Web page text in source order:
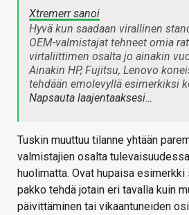
Xtremerr sanoi
Hyvä kun saadaan virallinen
OEM-valmistajat tehneet omia
virtaliittimen osalta jo ainakin
Ainakin HP, Fujitsu, Lenovo
tehdään emolevyllä esimerkiksi
Napsauta laajentaaksesi…
Tuskin muuttuu tilanne yhtään
valmistajien osalta
huolimatta. Ovat hupaisa
pakko tehdä jotain eri tavalla kuin
päivittäminen tai vikaantuneiden